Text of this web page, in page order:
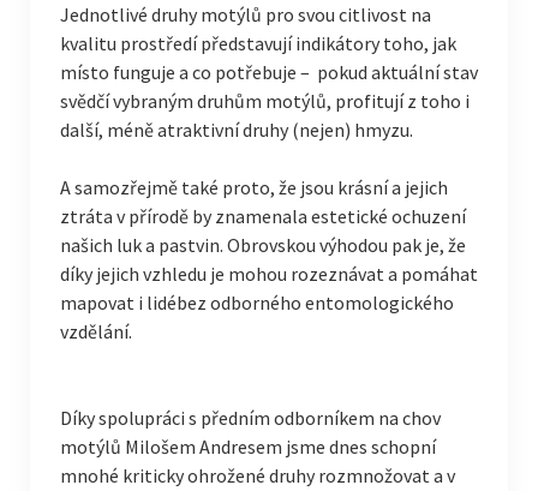
Jednotlivé druhy motýlů pro svou citlivost na
kvalitu prostředí představují indikátory toho, jak
místo funguje a co potřebuje – pokud aktuální stav
svědčí vybraným druhům motýlů, profitují z toho i
další, méně atraktivní druhy (nejen) hmyzu.
A samozřejmě také proto, že jsou krásní a jejich
ztráta v přírodě by znamenala estetické ochuzení
našich luk a pastvin. Obrovskou výhodou pak je, že
díky jejich vzhledu je mohou rozeznávat a pomáhat
mapovat i lidébez odborného entomologického
vzdělání.
Díky spolupráci s předním odborníkem na chov
motýlů Milošem Andresem jsme dnes schopní
mnohé kriticky ohrožené druhy rozmnožovat a v